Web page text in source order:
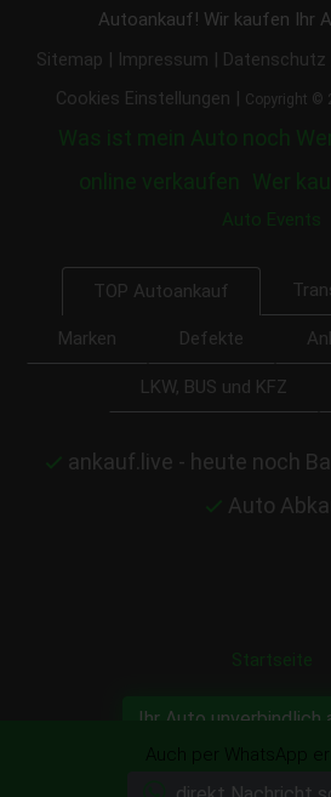
Autoankauf! Wir kaufen Ihr
Sitemap Impressum
Cookies Einstellungen Copyright ©
Was ist mein Auto noch
online verkaufen
Wer
Auto Events
TOP Autoankauf
Marken Defekte
LKW, BUS und KFZ
ankauf.live - heute noch
Auto
Startseite
Ihr Auto unverbindlich
Auch per WhatsApp